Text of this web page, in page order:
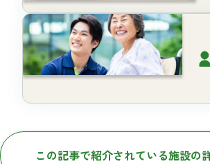
この記事で紹介されている施設の